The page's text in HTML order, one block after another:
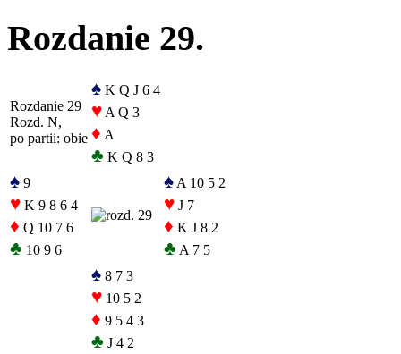
Rozdanie 29.
Rozdanie 29
Rozd. N,
po partii: obie
♠ K Q J 6 4
♥ A Q 3
♦ A
♣ K Q 8 3
♠ 9
♥ K 9 8 6 4
♦ Q 10 7 6
♣ 10 9 6
♠ A 10 5 2
♥ J 7
♦ K J 8 2
♣ A 7 5
♠ 8 7 3
♥ 10 5 2
♦ 9 5 4 3
♣ J 4 2